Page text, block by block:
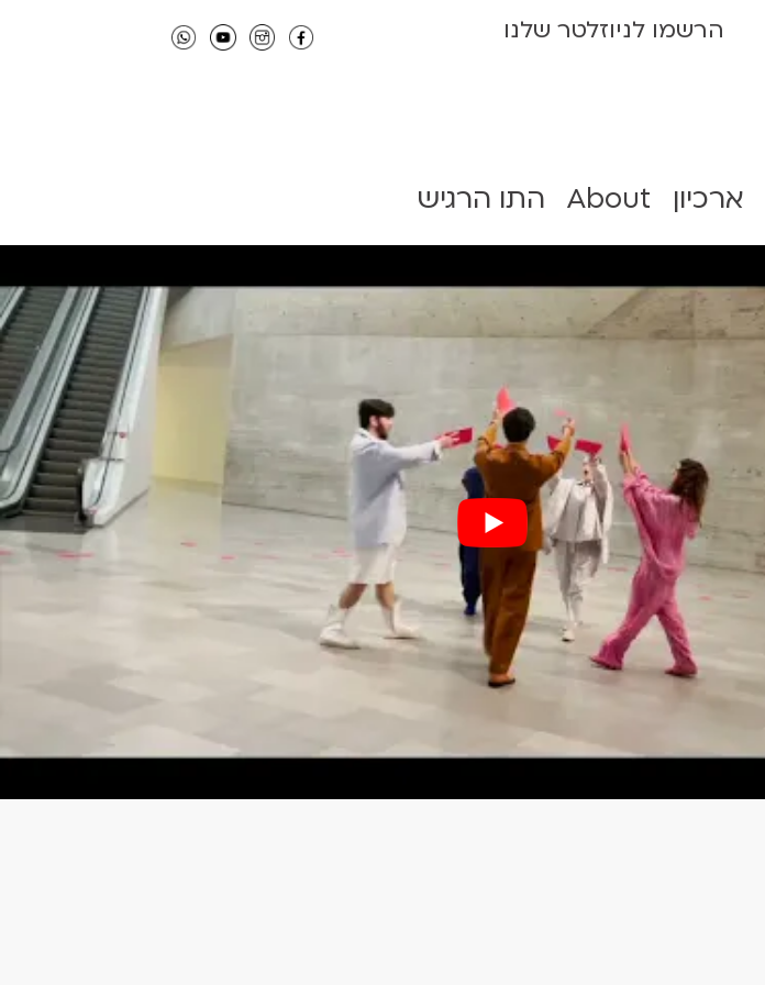
הרשמו לניוזלטר שלנו
ארכיון About התו הרגיש